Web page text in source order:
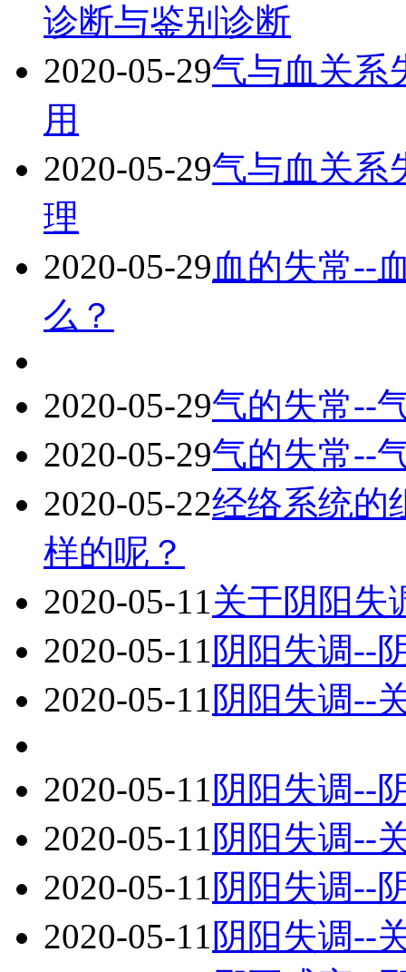
诊断与鉴别诊断
2020-05-29气与血关系
用
2020-05-29气与血关系
理
2020-05-29血的失常--
么？
2020-05-29气的失常--
2020-05-29气的失常--
2020-05-22经络系统的
样的呢？
2020-05-11关于阴阳失
2020-05-11 阴阳失调--
2020-05-11 阴阳失调--
2020-05-11 阴阳失调--
2020-05-11 阴阳失调--
2020-05-11 阴阳失调--
2020-05-11 阴阳失调--